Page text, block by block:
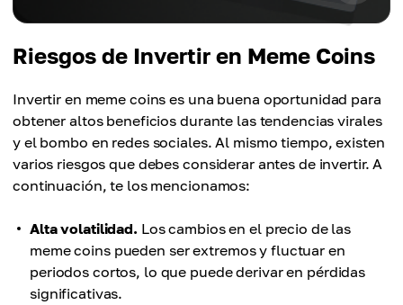
Riesgos de Invertir en Meme Coins
Invertir en meme coins es una buena oportunidad para
obtener altos beneficios durante las tendencias virales
y el bombo en redes sociales. Al mismo tiempo, existen
varios riesgos que debes considerar antes de invertir. A
continuación, te los mencionamos:
Alta volatilidad. Los cambios en el precio de las
meme coins pueden ser extremos y fluctuar en
periodos cortos, lo que puede derivar en pérdidas
significativas.